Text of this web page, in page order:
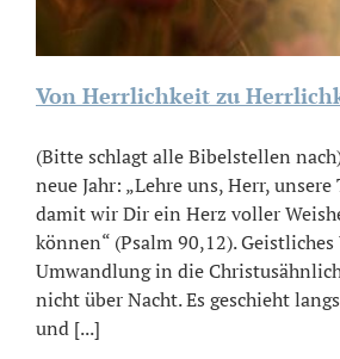
Von Herrlichkeit zu
(Bitte schlagt alle Bibelstellen
neue Jahr: „Lehre uns, Herr,
damit wir Dir ein Herz voller
können“ (Psalm 90,12).
Umwandlung in die
nicht über Nacht. Es geschieht
und [...]